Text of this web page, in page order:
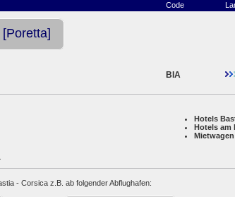
Code
BIA
Hotels
Hotels am
- Corsica z.B. ab folgender Abflughafen: